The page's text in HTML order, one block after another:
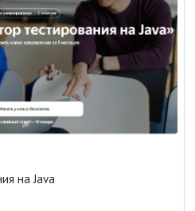
на Java